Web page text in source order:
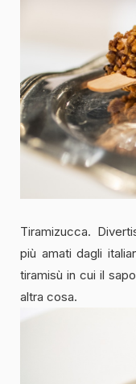
Tiramizucca.
più amati dagli
tiramisù in cui il
altra cosa.